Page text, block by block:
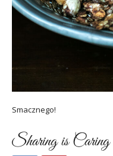
Smacznego!
Sharing is Caring